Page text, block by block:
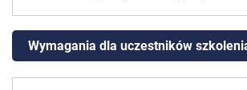
Wymagania dla uczestników